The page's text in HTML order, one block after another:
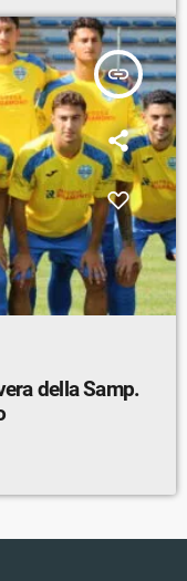
insert_link